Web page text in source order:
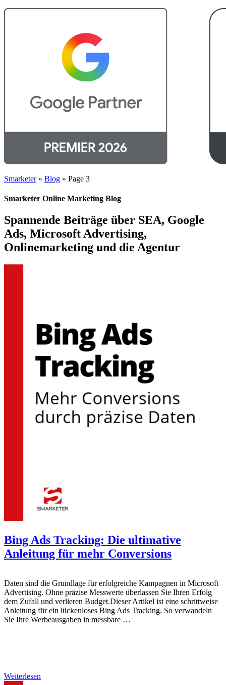
Smarketer» Blog » Page 3
Smarketer Online Marketing Blog
Spannende Beiträge über SEA, Google
Ads, Microsoft Advertising,
Onlinemarketing und die Agentur
Bing Ads Tracking: Die ultimative
Anleitung für mehr Conversions
Daten sind die Grundlage für erfolgreiche Kampagnen in Microsoft
Advertising. Ohne präzise Messwerte überlassen Sie Ihren Erfolg
dem Zufall und verlieren Budget.Dieser Artikel ist eine schrittweise
Anleitung für ein lückenloses Bing Ads Tracking. So verwandeln
Sie Ihre Werbeausgaben in messbare …
Weiterlesen